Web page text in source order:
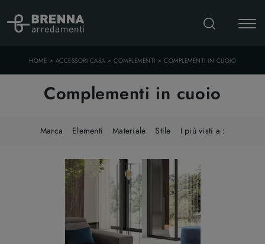
HOME > ACCESSORI CASA > COMPLEMENTI > COMPLEMENTI IN CUOIO
Complementi in cuoio
Marca Elementi Materiale Stile I più visti a :